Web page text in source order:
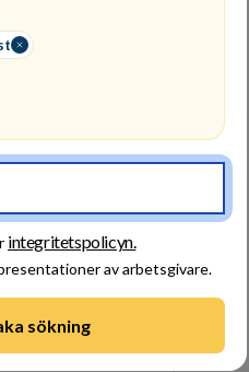
integritetspolicyn.
av arbetsgivare.
sökning
utvecklingen framåt.
är att hitta nya,
för
lyckas behöver vi bli
göra skillnad.
AB